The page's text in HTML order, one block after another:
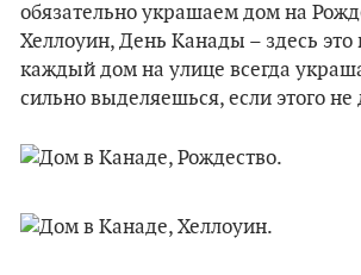
обязательно украшаем дом на
Хеллоуин, День Канады – здесь это
каждый дом на улице всегда
сильно выделяешься, если этого